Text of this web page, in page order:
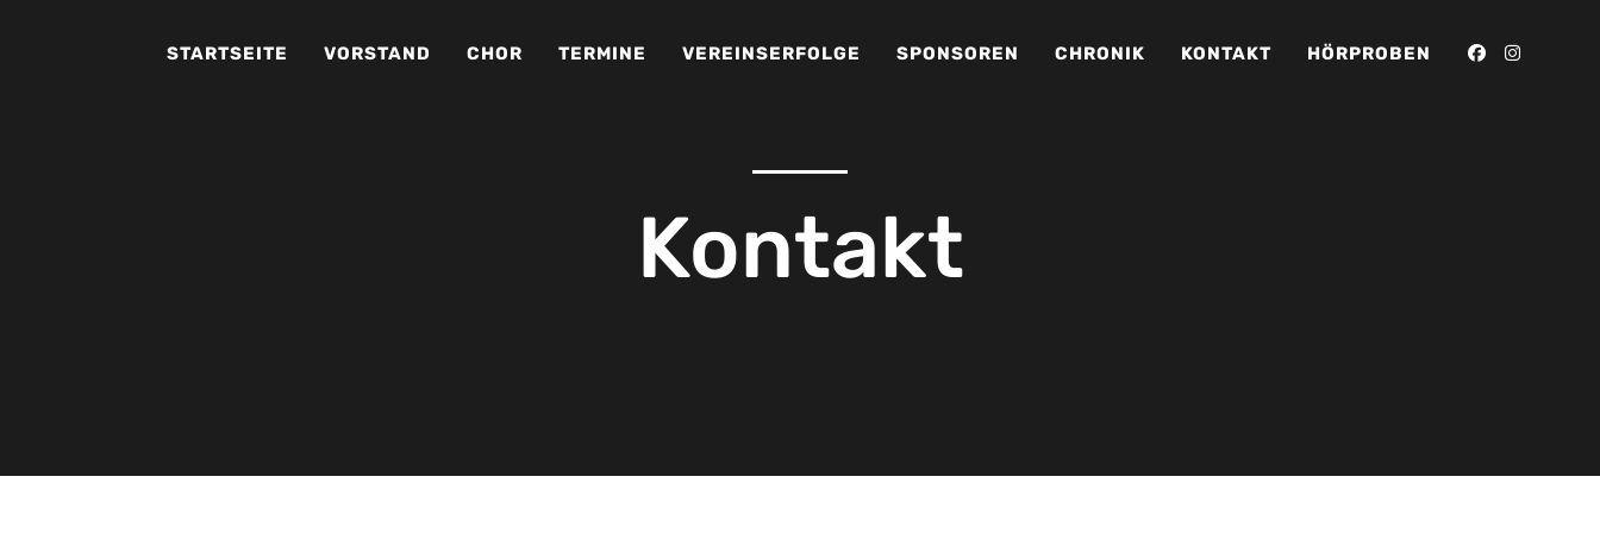
STARTSEITE VORSTAND CHOR TERMINE VEREINSERFOLGE SPONSOREN CHRONIK KONTAKT HÖRPROBEN
Kontakt